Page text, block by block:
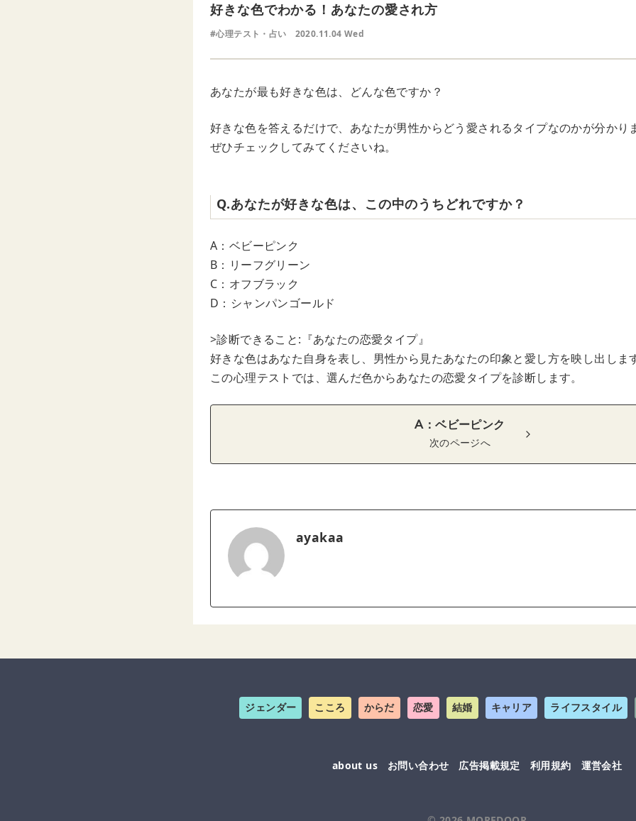
好きな色でわかる！あなたの愛され方
#心理テスト・占い 2020.11.04 Wed
あなたが最も好きな色は、どんな色ですか？
好きな色を答えるだけで、あなたが男性からどう愛されるタイプなのかが分かり
ぜひチェックしてみてくださいね。
Q.あなたが好きな色は、この中のうちどれですか？
A：ベビーピンク
B：リーフグリーン
C：オフブラック
D：シャンパンゴールド
>診断できること:『あなたの恋愛タイプ』
好きな色はあなた自身を表し、男性から見たあなたの印象と愛し方を映し出しま
この心理テストでは、選んだ色からあなたの恋愛タイプを診断します。
A：ベビーピンク
次のページへ
ayakaa
ジェンダー こころ からだ 恋愛 結婚 キャリア ライフスタイル
about us お問い合わせ 広告掲載規定 利用規約 運営会社